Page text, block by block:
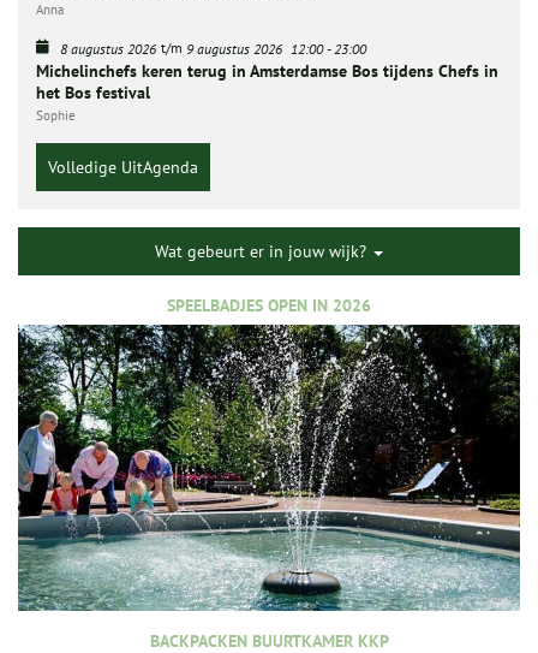
Anna
8 augustus 2026 t/m 9 augustus 2026 12:00-23:00
Michelinchefs keren terug in Amsterdamse Bos tijdens Chefs in
het Bos festival
Sophie
Volledige UitAgenda
Wat gebeurt er in jouw wijk?
SPEELBADJES OPEN IN 2026
BACKPACKEN BUURTKAMER KKP